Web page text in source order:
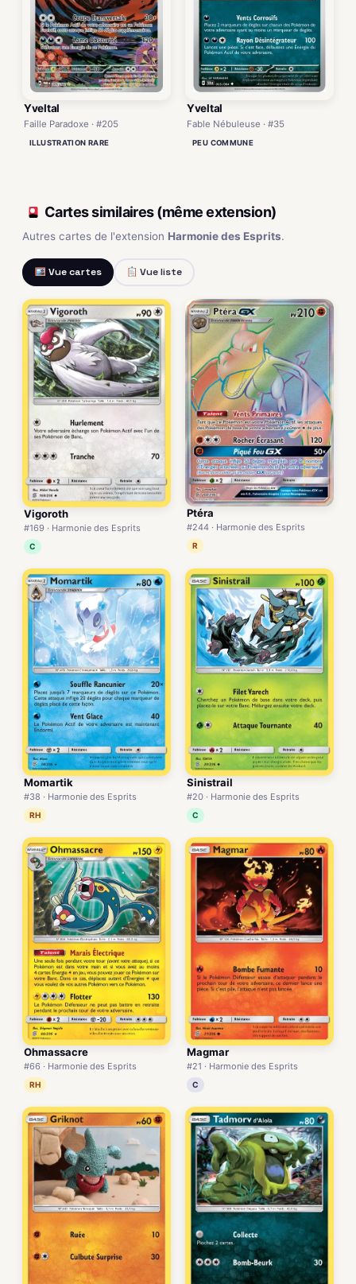
Yveltal
Faille Paradoxe · #205
ILLUSTRATION RARE
Yveltal
Fable Nébuleuse · #35
PEU COMMUNE
Cartes similaires (même extension)
Autres cartes de l'extension Harmonie des Esprits.
Vue cartes Vue liste
Vigoroth
#169 · Harmonie des Esprits
C
Ptéra
#244 · Harmonie des Esprits
R
Momartik
#38 · Harmonie des Esprits
RH
Sinistrail
#20 · Harmonie des Esprits
C
Ohmassacre
#66 · Harmonie des Esprits
RH
Magmar
#21 · Harmonie des Esprits
C